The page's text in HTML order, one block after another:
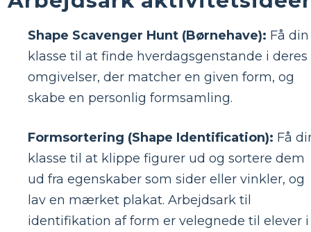
Shape Scavenger Hunt (Børnehave): Få din
klasse til at finde hverdagsgenstande i deres
omgivelser, der matcher en given form, og
skabe en personlig formsamling.
Formsortering (Shape Identification): Få
klasse til at klippe figurer ud og sortere dem
ud fra egenskaber som sider eller vinkler, og
lav en mærket plakat. Arbejdsark til
identifikation af form er velegnede til elever i